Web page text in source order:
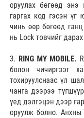
оруулах бөгөөд
гаргах код гэсэн
чинь өөр бөгөөд
нь Lock товчийг
3. RING MY MOBILE.
болон чичиргээг
тохируулснаас үл
чанга дээрээ
үед дэлгэцэн дээр
оруулж болно. Анхны